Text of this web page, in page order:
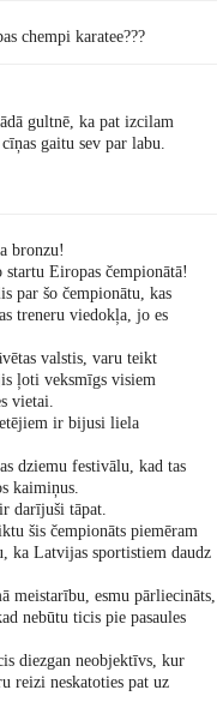
chempi karatee???
gultnē, ka pat izcilam
gaitu sev par labu.
bronzu!
Eiropas čempionātā!
par šo čempionātu, kas
treneru viedokļa, jo es
valstis, varu teikt
ļoti veksmīgs visiem
vietai.
ir bijusi liela
dziemu festivālu, kad tas
kaimiņus.
darījuši tāpat.
šis čempionāts piemēram
ka Latvijas sportistiem daudz
meistarību, esmu pārliecināts,
nebūtu ticis pie pasaules
diezgan neobjektīvs, kur
reizi neskatoties pat uz